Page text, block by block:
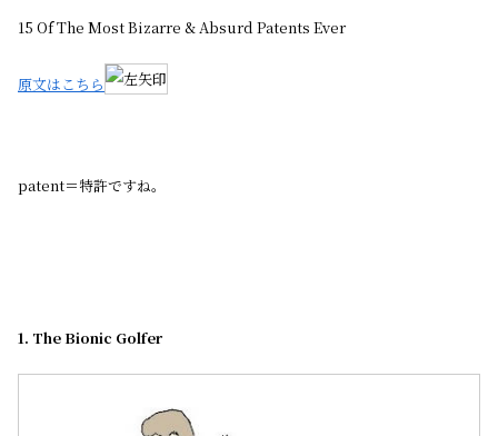
15 Of The Most Bizarre & Absurd Patents Ever
原文はこちら
patent＝特許ですね。
1. The Bionic Golfer